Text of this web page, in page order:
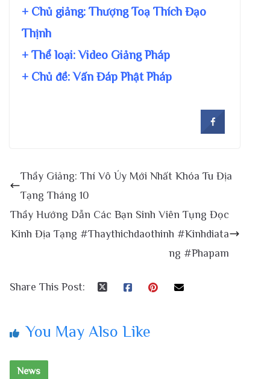
+ Chủ giảng: Thượng Toạ Thích Đạo
Thịnh
+ Thể loại: Video Giảng Pháp
+ Chủ đề:Vấn Đáp Phật Pháp
Thầy Giảng: Thí Vô Úy Mới Nhất Khóa Tu Địa
Tạng Tháng 10
Thầy Hướng Dẫn Các Bạn Sinh Viên Tụng Đọc
Kinh Địa Tạng #Thaythichdaothinh #Kinhdiata
ng #Phapam
Share This Post:
You May Also Like
News